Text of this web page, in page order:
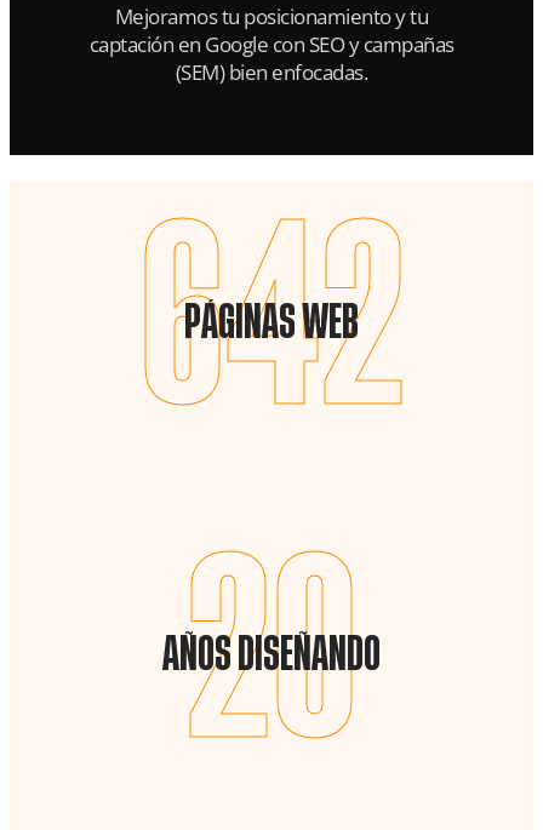
Mejoramos tu posicionamiento y tu
captación en Google con SEO y campañas
(SEM) bien enfocadas.
642
Páginas Web
20
Años diseñando